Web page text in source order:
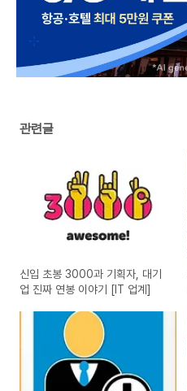
관련글
신입 초봉 3000과 기획자, 대기
업 진짜 연봉 이야기 [IT 업계]